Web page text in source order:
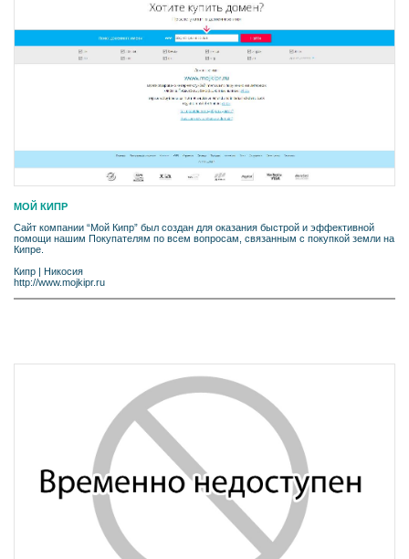
МОЙ КИПР
Сайт компании “Мой Кипр” был создан для оказания быстрой и эффективной
помощи нашим Покупателям по всем вопросам, связанным с покупкой земли на
Кипре.
Кипр
Никосия
http://www.mojkipr.ru